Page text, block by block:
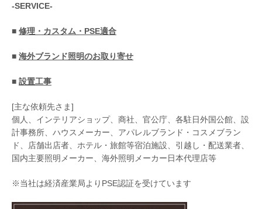
-SERVICE-
■ 修理・カスタム・PSE適合
■ 海外ブランド照明のお取り寄せ
■ 設置工事
[主な依頼先さま]
個人、インテリアショップ、商社、官公庁、各駐日外国公館、設
計事務所、ハウスメーカー、アパレルブランド・コスメブラン
ド、店舗出店者、ホテル・旅館等宿泊施設、引越し・配送業者、
国内主要照明メーカー、海外照明メーカー日本代理店等
※当社は経済産業局よりPSE認証を受けています